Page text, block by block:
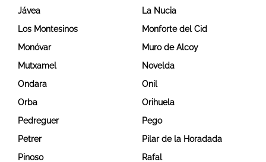
Jávea
La Nucia
Los Montesinos
Monforte del Cid
Monóvar
Muro de Alcoy
Mutxamel
Novelda
Ondara
Onil
Orba
Orihuela
Pedreguer
Pego
Petrer
Pilar de la Horadada
Pinoso
Rafal